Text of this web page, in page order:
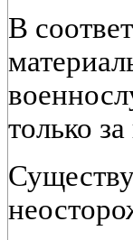
В
только